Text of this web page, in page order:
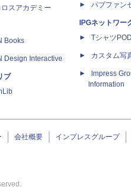
ロスアカデミー
Books
Design Interactive
ブ
パブファン
IPGネットワー
Tシャツ
カスタム
Impress
Information
会社概要 インプレスグループ